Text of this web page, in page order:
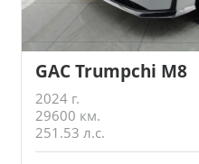
GAC Trumpchi M8
2024 г.
29600 км.
251.53 л.с.